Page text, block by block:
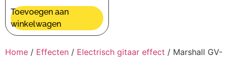
Toevoegen aan
winkelwagen
Home / Effecten / Electrisch gitaar effect / Marshall GV-